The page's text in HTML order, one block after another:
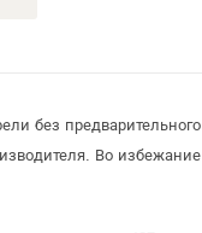
без предварительного
Во избежание